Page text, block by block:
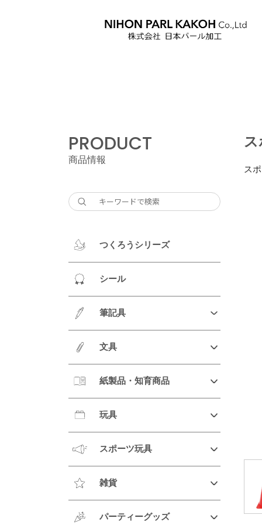
PRODUCT
商品情報
つくろうシリーズ
シール
筆記具
文具
紙製品・知育商品
玩具
スポーツ玩具
雑貨
パーティーグッズ
ス
ス